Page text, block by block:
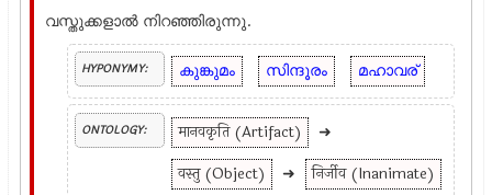
വസ്തുക്കളാല്‍ നിറഞ്ഞിരുന്നു.
HYPONYMY: കുങ്കുമം സിന്ദൂരം മഹാവര്
ONTOLOGY: मानवकृति (Artifact)
➜
वस्तु (Object)
➜
निर्जीव (Inanimate)